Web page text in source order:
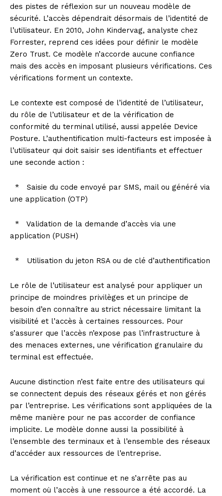
des pistes de réflexion sur un nouveau modèle de
sécurité. L’accès dépendrait désormais de l’identité de
l’utilisateur. En 2010, John Kindervag, analyste chez
Forrester, reprend ces idées pour définir le modèle
Zero Trust. Ce modèle n’accorde aucune confiance
mais des accès en imposant plusieurs vérifications. Ces
vérifications forment un contexte.
Le contexte est composé de l’identité de l’utilisateur,
du rôle de l’utilisateur et de la vérification de
conformité du terminal utilisé, aussi appelée Device
Posture. L’authentification multi-facteurs est imposée à
l’utilisateur qui doit saisir ses identifiants et effectuer
une seconde action :
* Saisie du code envoyé par SMS, mail ou généré via
une application (OTP)
* Validation de la demande d’accès via une
application (PUSH)
* Utilisation du jeton RSA ou de clé d’authentification
Le rôle de l’utilisateur est analysé pour appliquer un
principe de moindres privilèges et un principe de
besoin d’en connaître au strict nécessaire limitant la
visibilité et l’accès à certaines ressources. Pour
s’assurer que l’accès n’expose pas l’infrastructure à
des menaces externes, une vérification granulaire du
terminal est effectuée.
Aucune distinction n’est faite entre des utilisateurs qui
se connectent depuis des réseaux gérés et non gérés
par l’entreprise. Les vérifications sont appliquées de la
même manière pour ne pas accorder de confiance
implicite. Le modèle donne aussi la possibilité à
l’ensemble des terminaux et à l’ensemble des réseaux
d’accéder aux ressources de l’entreprise.
La vérification est continue et ne s’arrête pas au
moment où l’accès à une ressource a été accordé. La